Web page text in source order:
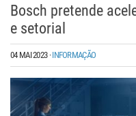
Bosch pretende
e setorial
04 MAI 2023·INFORMAÇÃO